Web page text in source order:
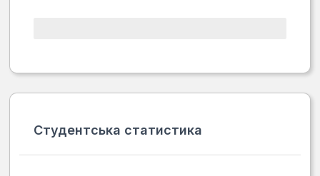
Студентська статистика